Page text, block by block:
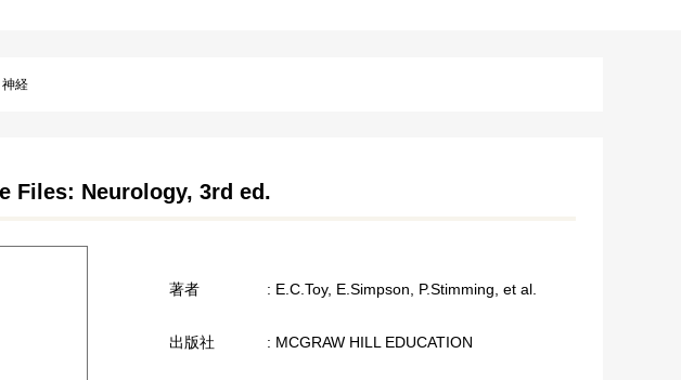
神経
Files: Neurology, 3rd ed.
著者 : E.C.Toy, E.Simpson, P.Stimming, et al.
出版社 : MCGRAW HILL EDUCATION